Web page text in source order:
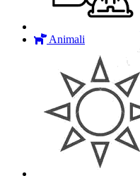
Animali